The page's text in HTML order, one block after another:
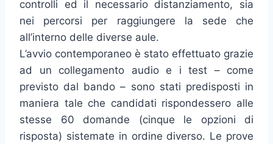
controlli ed il necessario distanziamento, sia
nei percorsi per raggiungere la sede che
all’interno delle diverse aule.
L’avvio contemporaneo è stato effettuato grazie
ad un collegamento audio e i test – come
previsto dal bando – sono stati predisposti in
maniera tale che candidati rispondessero alle
stesse 60 domande (cinque le opzioni di
risposta) sistemate in ordine diverso. Le prove